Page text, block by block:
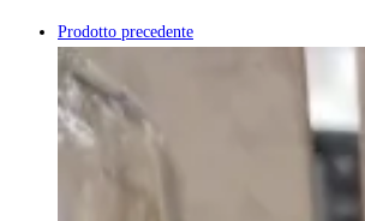
Prodotto precedente